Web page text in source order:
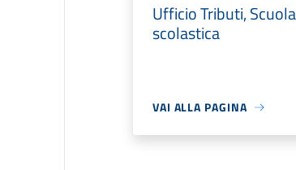
Ufficio Tributi,
scolastica
VAI ALLA PAGINA